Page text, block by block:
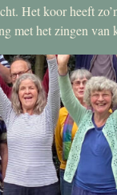
Het koor heeft
met het zingen van